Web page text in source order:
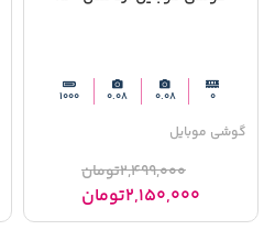
0
0.08
0.08
1000
گوشی موبایل
2,499,000تومان
2,150,000تومان